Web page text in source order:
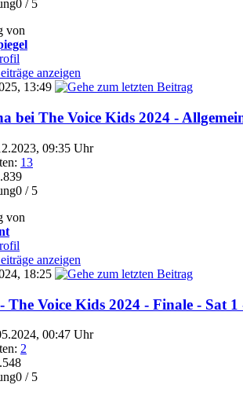
/ 5
von
anzeigen
13:49
bei The Voice Kids 2024 -
09:35 Uhr
13
/ 5
von
anzeigen
18:25
The Voice Kids 2024 - Finale - Sat 1
00:47 Uhr
2
/ 5